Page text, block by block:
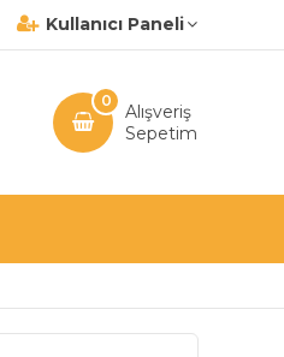
Kullanıcı Paneli
Alışveriş
Sepetim
0